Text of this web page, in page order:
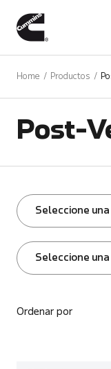
Home Productos
Post-
Seleccione
Seleccione
Ordenar por